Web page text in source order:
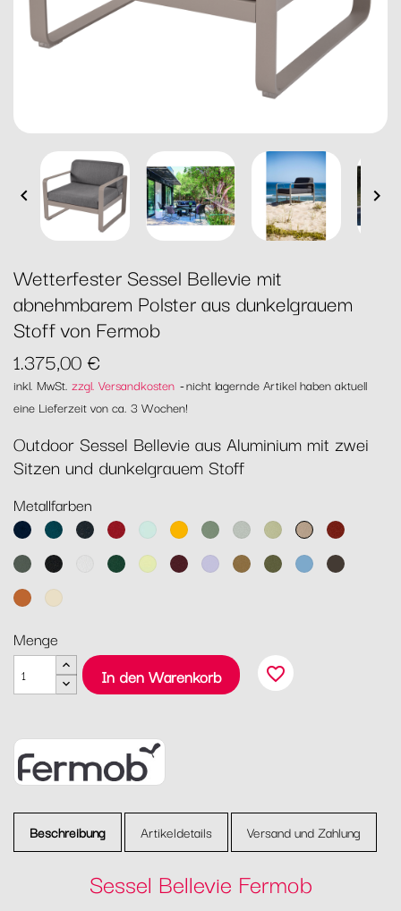
 
Wetterfester Sessel Bellevie mit
abnehmbarem Polster aus dunkelgrauem
Stoff von Fermob
1.375,00 €
inkl. MwSt. zzgl. Versandkosten nicht lagernde Artikel haben aktuell
eine Lieferzeit von ca. 3 Wochen!
Outdoor Sessel Bellevie aus Aluminium mit zwei
Sitzen und dunkelgrauem Stoff
Metallfarben
AbyssblauAcapulcoblau
Anthrazit
Chili Gletscherminze
HonigKaktusLehmgrau
LindgrünMuskatOcker
Rosmarin
Lakritz Baumwollweiß
Zederngrün
Zitronensorbet
Schwarzkirsche
Marshmallo
Lebkuchen
PestoMayaTonka
Kandierte
Latte-
Menge
In den Warenkorb
favorite_border
Beschreibung Artikeldetails Versand und Zahlung
Sessel Bellevie Fermob